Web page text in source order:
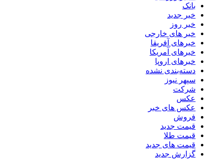
بانک
خبر جدید
خبر روز
خبر های خارجی
خبرهای آفریقا
خبرهای آمریکا
خبرهای اروپا
دسته‌بندی نشده
سپهر نیوز
شرکت
عکس
عکس های خبر
فروش
قیمت جدید
قیمت طلا
قیمت های جدید
گزارش جدید